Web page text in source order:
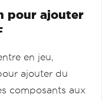
pour ajouter
en jeu,
ajouter du
composants aux